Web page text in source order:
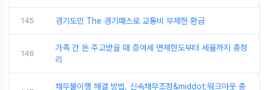
145 경기도민 The 경기패스로 교통비 무제한 환급
146
가족 간 돈 주고받을 때 증여세 면제한도부터 세율까지 총정
리
채무불이행 해결 방법, 신속채무조정&middot;워크아웃 총